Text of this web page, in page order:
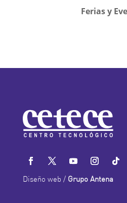
Ferias y
Diseño web / Grupo Antena